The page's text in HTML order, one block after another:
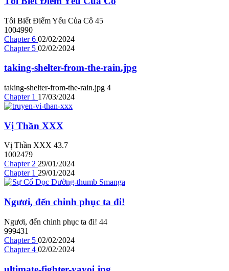
Tôi Biết Điểm Yếu Của Cô 45
1004990
Chapter 6 02/02/2024
Chapter 5 02/02/2024
taking-shelter-from-the-rain.jpg
taking-shelter-from-the-rain.jpg 4
Chapter 1 17/03/2024
Vị Thần XXX
Vị Thần XXX 43.7
1002479
Chapter 2 29/01/2024
Chapter 1 29/01/2024
Ngươi, đến chinh phục ta đi!
Ngươi, đến chinh phục ta đi! 44
999431
Chapter 5 02/02/2024
Chapter 4 02/02/2024